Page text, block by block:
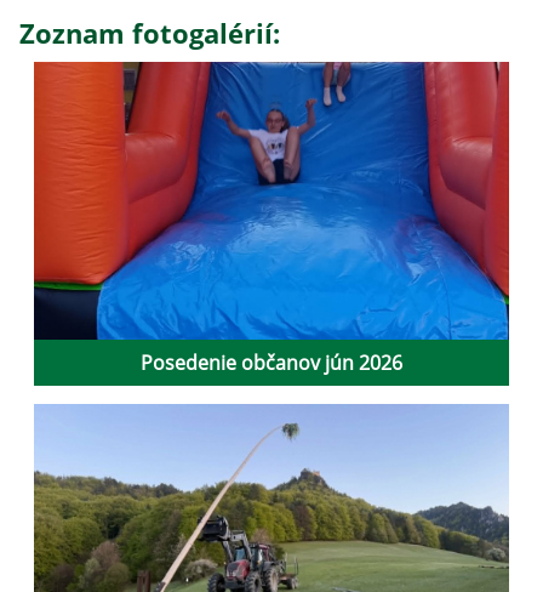
Zoznam fotogalérií:
Posedenie občanov jún 2026